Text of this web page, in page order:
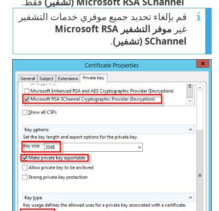
قم بإلغاء تحديد جميع موفري خدمات التشفير
غير
موفر التشفير Microsoft RSA
SChannel (تشفير)
.